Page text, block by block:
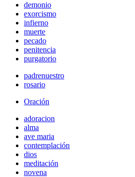
demonio
exorcismo
infierno
muerte
pecado
penitencia
purgatorio
padrenuestro
rosario
Oración
adoracion
alma
ave maria
contemplación
dios
meditación
novena